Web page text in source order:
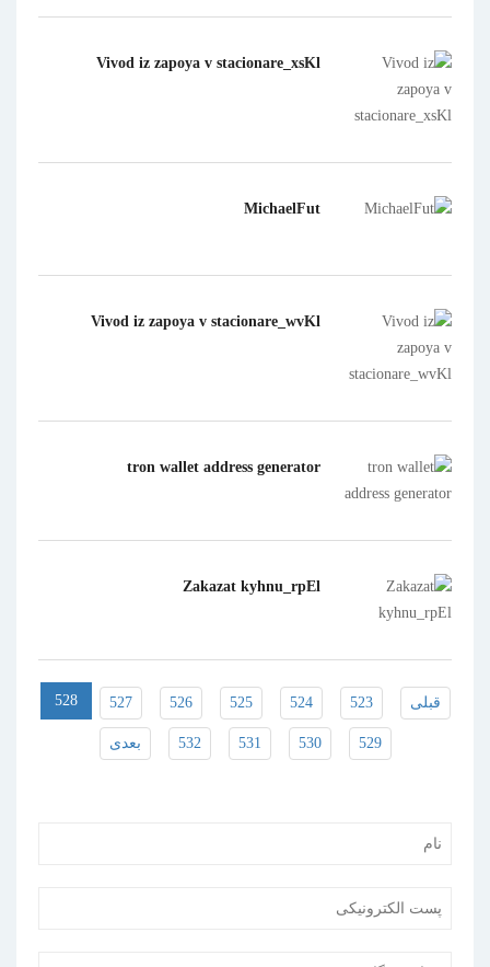
Vivod iz zapoya v stacionare_xsKl
MichaelFut
Vivod iz zapoya v stacionare_wvKl
tron wallet address generator
Zakazat kyhnu_rpEl
قبلی 523
524
525
526
527
528
529
530
531
532 بعدی